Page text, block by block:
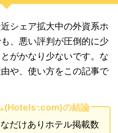
シェア拡大中の外資系ホ
、悪い評判が圧倒的に少
がかなり少ないです。な
や、使い方をこの記事で
(Hotels .com)の結論
だけありホテル掲載数